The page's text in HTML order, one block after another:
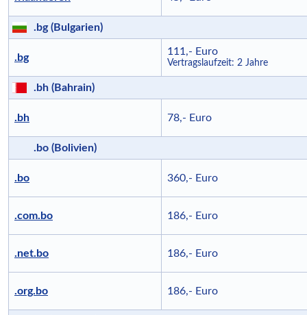
.bg (Bulgarien)
.bg
111,- Euro
Vertragslaufzeit: 2 Jahre
.bh (Bahrain)
.bh 78,- Euro
.bo (Bolivien)
.bo 360,- Euro
.com.bo 186,- Euro
.net.bo 186,- Euro
.org.bo 186,- Euro